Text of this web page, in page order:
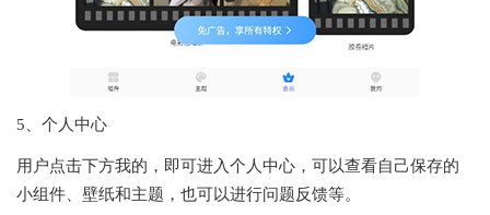
5、个人中心
用户点击下方我的，即可进入个人中心，可以查看自己保存的
小组件、壁纸和主题，也可以进行问题反馈等。